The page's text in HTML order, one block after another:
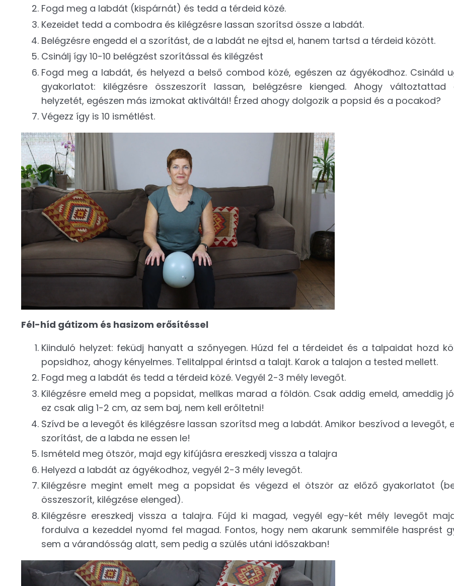
Fogd meg a labdát (kispárnát) és tedd a térdeid közé.
Kezeidet tedd a combodra és kilégzésre lassan szorítsd össze a labdát.
Belégzésre engedd el a szorítást, de a labdát ne ejtsd el, hanem tartsd a térdeid között.
Csinálj így 10-10 belégzést szorítással és kilégzést
Fogd meg a labdát, és helyezd a belső combod közé, egészen az ágyékodhoz. Csináld
gyakorlatot: kilégzésre összeszorít lassan, belégzésre kienged. Ahogy
helyzetét, egészen más izmokat aktiváltál! Érzed ahogy dolgozik a popsid és a pocakod?
Végezz így is 10 ismétlést.
Fél-híd gátizom és hasizom erősítéssel
Kiinduló helyzet: feküdj hanyatt a szőnyegen. Húzd fel a térdeidet és a talpaidat hozd
popsidhoz, ahogy kényelmes. Telitalppal érintsd a talajt. Karok a talajon a tested mellett.
Fogd meg a labdát és tedd a térdeid közé. Vegyél 2-3 mély levegőt.
Kilégzésre emeld meg a popsidat, mellkas marad a földön. Csak addig emeld, ameddig
ez csak alig 1-2 cm, az sem baj, nem kell erőltetni!
Szívd be a levegőt és kilégzésre lassan szorítsd meg a labdát. Amikor beszívod a levegőt,
szorítást, de a labda ne essen le!
Ismételd meg ötször, majd egy kifújásra ereszkedj vissza a talajra
Helyezd a labdát az ágyékodhoz, vegyél 2-3 mély levegőt.
Kilégzésre megint emelt meg a popsidat és végezd el ötször az előző gyakorlatot
összeszorít, kilégzése elenged).
Kilégzésre ereszkedj vissza a talajra. Fújd ki magad, vegyél egy-két mély levegőt
fordulva a kezeddel nyomd fel magad. Fontos, hogy nem akarunk semmiféle hasprést
sem a várandósság alatt, sem pedig a szülés utáni időszakban!